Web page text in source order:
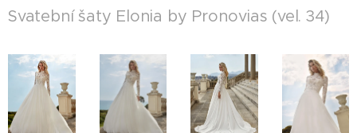
Svatební šaty Elonia by Pronovias (vel. 34)